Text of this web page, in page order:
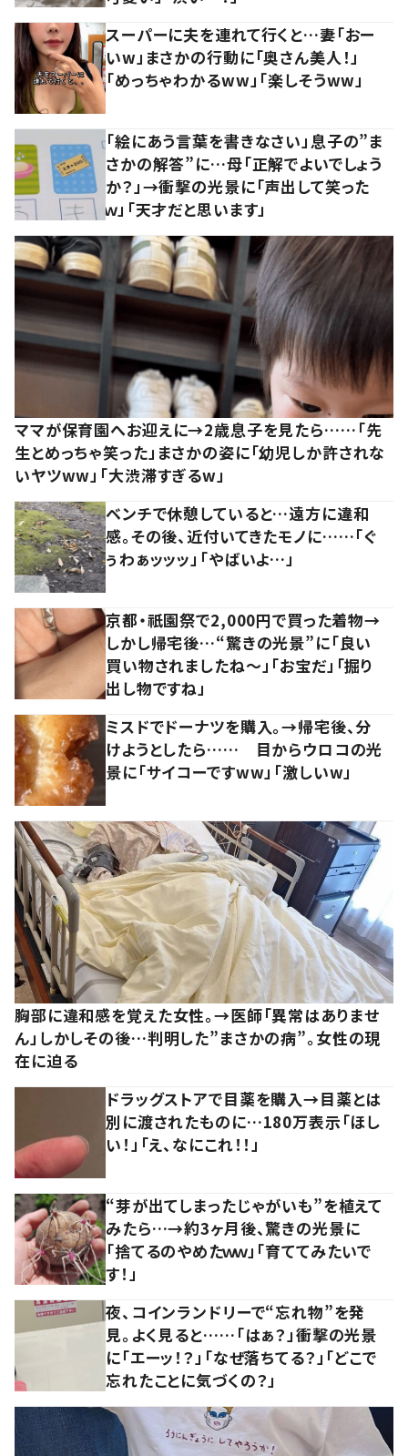
スーパーに夫を連れて行くと…妻「おー
いw」まさかの行動に「奥さん美人！」
「めっちゃわかるww」「楽しそうww」
「絵にあう言葉を書きなさい」息子の”ま
さかの解答”に…母「正解でよいでしょう
か？」→衝撃の光景に「声出して笑った
ｗ」「天才だと思います」
ママが保育園へお迎えに→2歳息子を見たら……「先
生とめっちゃ笑った」まさかの姿に「幼児しか許されな
いヤツww」「大渋滞すぎるw」
ベンチで休憩していると…遠方に違和
感。その後、近付いてきたモノに……「ぐ
ぅわぁッッッ」「やばいよ…」
京都・祇園祭で2,000円で買った着物→
しかし帰宅後…“驚きの光景”に「良い
買い物されましたね～」「お宝だ」「掘り
出し物ですね」
ミスドでドーナツを購入。→帰宅後、分
けようとしたら…… 目からウロコの光
景に「サイコーですww」「激しいw」
胸部に違和感を覚えた女性。→医師「異常はありませ
ん」しかしその後…判明した”まさかの病”。女性の現
在に迫る
ドラッグストアで目薬を購入→目薬とは
別に渡されたものに…180万表示「ほし
い！」「え、なにこれ！！」
“芽が出てしまったじゃがいも”を植えて
みたら…→約3ヶ月後、驚きの光景に
「捨てるのやめたｗｗ」「育ててみたいで
す！」
夜、コインランドリーで“忘れ物”を発
見。よく見ると……「はぁ？」衝撃の光景
に「エーッ！？」「なぜ落ちてる？」「どこで
忘れたことに気づくの？」